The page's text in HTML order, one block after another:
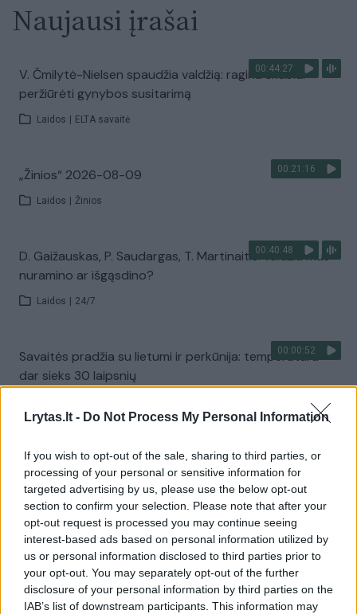
Lrytas.lt - Do Not Process My Personal Information
If you wish to opt-out of the sale, sharing to third parties, or
processing of your personal or sensitive information for
targeted advertising by us, please use the below opt-out
section to confirm your selection. Please note that after your
opt-out request is processed you may continue seeing
interest-based ads based on personal information utilized by
us or personal information disclosed to third parties prior to
your opt-out. You may separately opt-out of the further
disclosure of your personal information by third parties on the
IAB’s list of downstream participants. This information may
Naujausi įrašai
00:44:27
V. Čmilytė-Nielsen spaudžia valdžią: ragina skubiai
peržiūrėti gynybos susitarimą
Laidos ELTA savaitė
00:21:16
„Žinios“ 2026-08-09
Laidos Žinios
00:40:48
D. Gaižauskas, P. Saudargas, T. Martinaitis: valdžia mus
nuramino ar išgąsdino?
Laidos 24/7
00:00:52
Savaitės pradžia su lietumi ir perkūnija: temperatūra
dar sieks 30 laipsnių
Visi įrašai
Žiūrimiausi įrašai
Vaizdai iš tragiškos avarijos Vilniaus r.: dviejų moterų ir
vaiko gyvybių išgelbėti nepavyko